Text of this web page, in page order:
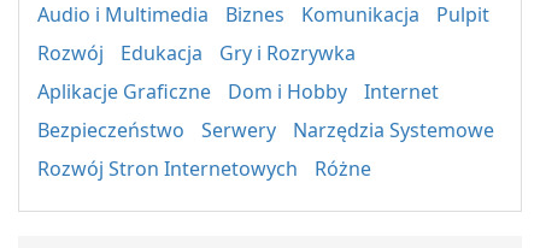
Audio i Multimedia Biznes Komunikacja
Pulpit
Rozwój
Edukacja
Gry i Rozrywka
Aplikacje Graficzne
Dom i Hobby
Internet
Bezpieczeństwo
Serwery
Narzędzia Systemowe
Rozwój Stron Internetowych
Różne